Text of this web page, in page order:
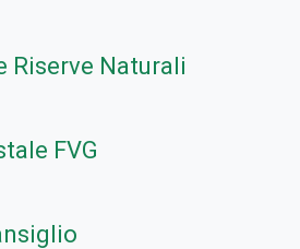
Riserve Naturali
FVG